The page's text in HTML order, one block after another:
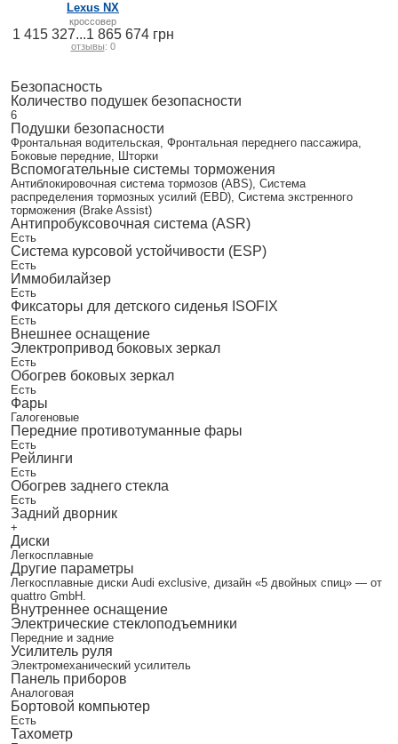
Lexus NX
кроссовер
1 415 327...1 865 674 грн
отзывы: 0
Безопасность
Количество подушек безопасности
6
Подушки безопасности
Фронтальная водительская, Фронтальная переднего пассажира,
Боковые передние, Шторки
Вспомогательные системы торможения
Антиблокировочная система тормозов (ABS), Система
распределения тормозных усилий (EBD), Система экстренного
торможения (Brake Assist)
Антипробуксовочная система (ASR)
Есть
Система курсовой устойчивости (ESP)
Есть
Иммобилайзер
Есть
Фиксаторы для детского сиденья ISOFIX
Есть
Внешнее оснащение
Электропривод боковых зеркал
Есть
Обогрев боковых зеркал
Есть
Фары
Галогеновые
Передние противотуманные фары
Есть
Рейлинги
Есть
Обогрев заднего стекла
Есть
Задний дворник
+
Диски
Легкосплавные
Другие параметры
Легкосплавные диски Audi exclusive, дизайн «5 двойных спиц» ― от
quattro GmbH.
Внутреннее оснащение
Электрические стеклоподъемники
Передние и задние
Усилитель руля
Электромеханический усилитель
Панель приборов
Аналоговая
Бортовой компьютер
Есть
Тахометр